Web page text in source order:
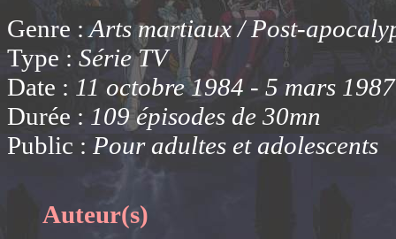
Genre :Arts martiaux / Post-
Type : Série TV
Date : 11 octobre 1984 - 5 mars 1987
Durée : 109 épisodes de 30mn
Public : Pour adultes et adolescents
Auteur(s)